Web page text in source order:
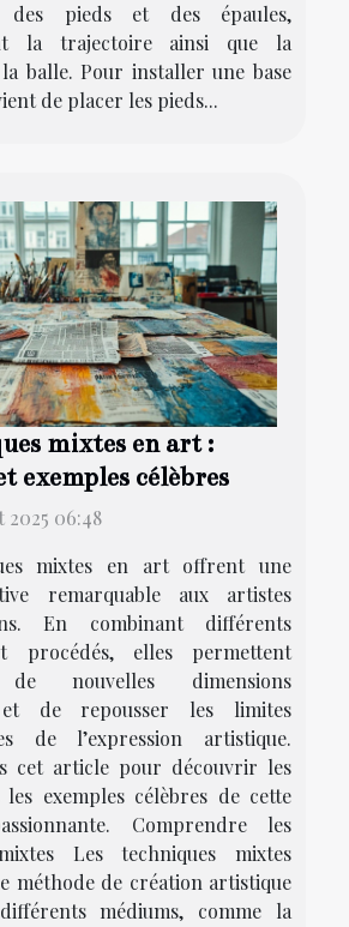
des pieds et des épaules,
la trajectoire ainsi que la
balle. Pour installer une base
de placer les pieds...
mixtes en art :
exemples célèbres
2025 06:48
mixtes en art offrent une
remarquable aux artistes
En combinant différents
procédés, elles permettent
de nouvelles dimensions
et de repousser les limites
de l’expression artistique.
cet article pour découvrir les
les exemples célèbres de cette
Comprendre les
Les techniques mixtes
méthode de création artistique
médiums, comme la